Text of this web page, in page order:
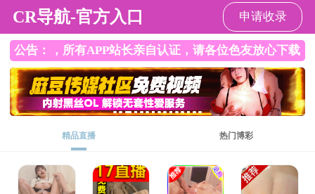
黄色漫画网站
黄色漫画网站 黄色漫画网站
概况
人才培养